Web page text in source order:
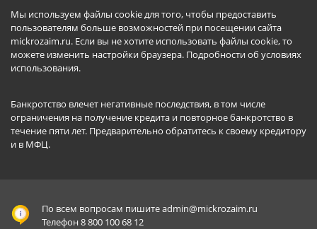
Мы используем файлы cookie для того, чтобы предоставить
пользователям больше возможностей при посещении сайта
mickrozaim.ru. Если вы не хотите использовать файлы cookie, то
можете изменить настройки браузера. Подробности об условиях
использования.
Банкротство влечет негативные последствия, в том числе
ограничения на получение кредита и повторное банкротство в
течение пяти лет. Предварительно обратитесь к своему кредитору
и в МФЦ.
По всем вопросам пишитеadmin@mickrozaim.ru
Телефон 8 800 100 68 12